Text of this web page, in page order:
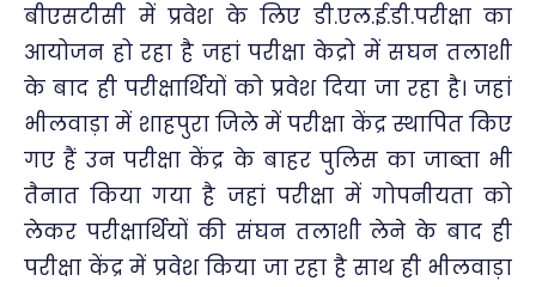
बीएसटीसी में प्रवेश के लिए डी.एल.ई.डी.परीक्षा का
आयोजन हो रहा है जहां परीक्षा केद्रो में सघन तलाशी
के बाद ही परीक्षार्थियों को प्रवेश दिया जा रहा है। जहां
भीलवाड़ा में शाहपुरा जिले में परीक्षा केंद्र स्थापित किए
गए हैं उन परीक्षा केंद्र के बाहर पुलिस का जाब्ता भी
तैनात किया गया है जहां परीक्षा में गोपनीयता को
लेकर परीक्षार्थियों की संघन तलाशी लेने के बाद ही
परीक्षा केंद्र में प्रवेश किया जा रहा है साथ ही भीलवाड़ा